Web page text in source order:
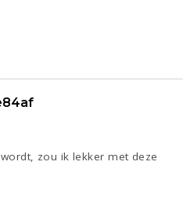
zou ik lekker met deze